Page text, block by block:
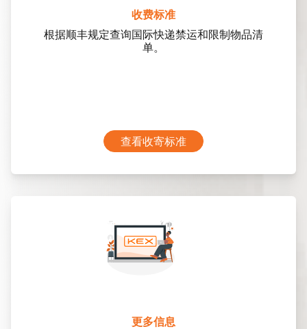
收费标准
根据顺丰规定查询国际快递禁运和限制物品清
单。
查看收寄标准
更多信息